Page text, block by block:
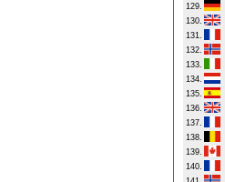
129.
130.
131.
132.
133.
134.
135.
136.
137.
138.
139.
140.